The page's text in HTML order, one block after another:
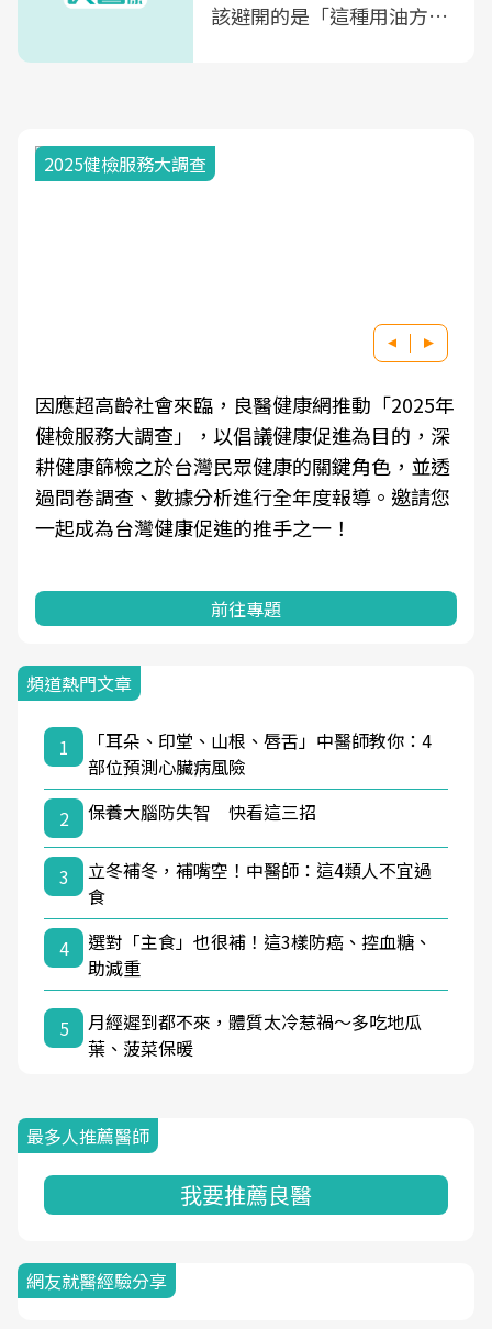
該避開的是「這種用油方
2025健檢服務大調查
因應超高齡社會來臨，良醫健康網推動「2025年
健檢服務大調查」，以倡議健康促進為目的，深
耕健康篩檢之於台灣民眾健康的關鍵角色，並透
過問卷調查、數據分析進行全年度報導。邀請您
一起成為台灣健康促進的推手之一！
前往專題
頻道熱門文章
1
「耳朵、印堂、山根、唇舌」中醫師教你：4
部位預測心臟病風險
2
保養大腦防失智 快看這三招
3
立冬補冬，補嘴空！中醫師：這4類人不宜過
食
4
選對「主食」也很補！這3樣防癌、控血糖、
助減重
5
月經遲到都不來，體質太冷惹禍〜多吃地瓜
葉、菠菜保暖
最多人推薦醫師
我要推薦良醫
網友就醫經驗分享